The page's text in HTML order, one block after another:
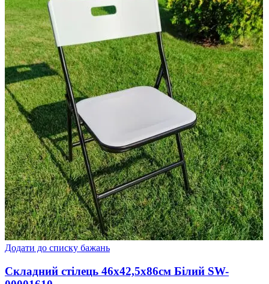
Додати до списку бажань
Складний стілець 46х42,5х86см Білий SW-